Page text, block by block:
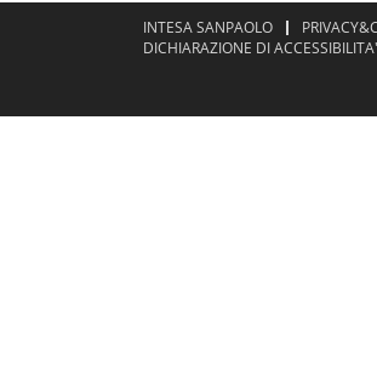
INTESA SANPAOLO
DICHIARAZIONE DI